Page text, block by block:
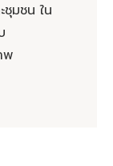
มชน ใน
พ